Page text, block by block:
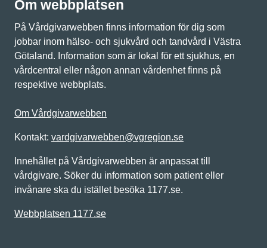
Om webbplatsen
På Vårdgivarwebben finns information för dig som
jobbar inom hälso- och sjukvård och tandvård i Västra
Götaland. Information som är lokal för ett sjukhus, en
vårdcentral eller någon annan vårdenhet finns på
respektive webbplats.
Om Vårdgivarwebben
Kontakt: vardgivarwebben@vgregion.se
Innehållet på Vårdgivarwebben är anpassat till
vårdgivare. Söker du information som patient eller
invånare ska du istället besöka 1177.se.
Webbplatsen 1177.se